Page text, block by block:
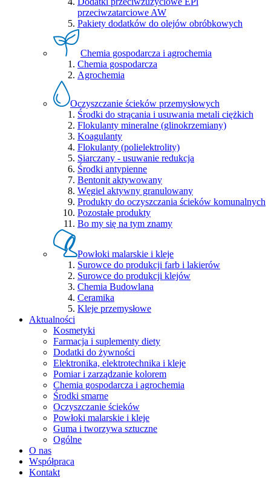
przeciwzatarciowe AW
Pakiety dodatków do olejów obróbkowych
Chemia gospodarcza i agrochemia
Chemia gospodarcza
Agrochemia
Oczyszczanie ścieków przemysłowych
Środki do strącania i usuwania metali ciężkich
Flokulanty mineralne (glinokrzemiany)
Koagulanty
Flokulanty (polielektrolity)
Siarczany - usuwanie redukcja
Środki antypienne
Bentonit aktywowany
Węgiel aktywny granulowany
Produkty do oczyszczania ścieków komunalnych
Pozostałe produkty
Bo my się na tym znamy
Powłoki malarskie i kleje
Surowce do produkcji farb i lakierów
Surowce do produkcji klejów
Chemia Budowlana
Ceramika
Kleje przemysłowe
Aktualności
Kosmetyki
Farmacja i suplementy diety
Dodatki do żywności
Elektronika, elektrotechnika i kleje
Pomiar i zarządzanie kolorem
Chemia gospodarcza i agrochemia
Środki smarne
Oczyszczanie ścieków
Powłoki malarskie i kleje
Guma i tworzywa sztuczne
Ogólne
O nas
Współpraca
Kontakt